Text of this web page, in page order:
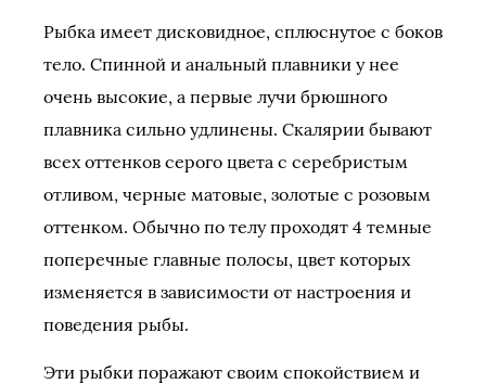
Рыбка имеет дисковидное, сплюснутое с боков
тело. Спинной и анальный плавники у нее
очень высокие, а первые лучи брюшного
плавника сильно удлинены. Скалярии бывают
всех оттенков серого цвета с серебристым
отливом, черные матовые, золотые с розовым
оттенком. Обычно по телу проходят 4 темные
поперечные главные полосы, цвет которых
изменяется в зависимости от настроения и
поведения рыбы.
Эти рыбки поражают своим спокойствием и